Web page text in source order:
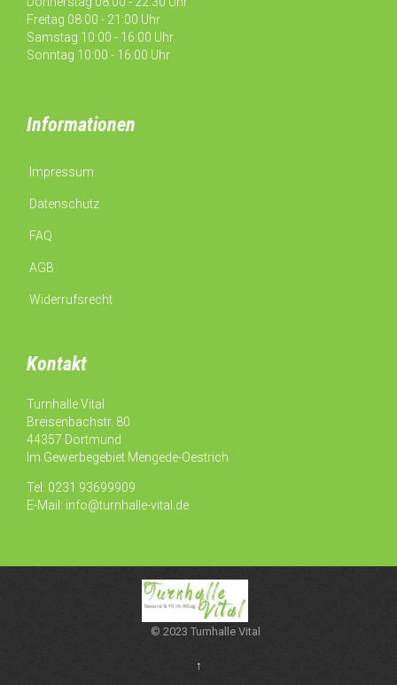
Freitag 08:00 - 21:00 Uhr
Samstag 10:00 - 16:00 Uhr
Sonntag 10:00 - 16:00 Uhr
Informationen
Impressum
Datenschutz
FAQ
AGB
Widerrufsrecht
Kontakt
Turnhalle Vital
Breisenbachstr. 80
44357 Dortmund
Im Gewerbegebiet Mengede-Oestrich
Tel: 0231 93699909
E-Mail: info@turnhalle-vital.de
© 2023 Turnhalle Vital
↑